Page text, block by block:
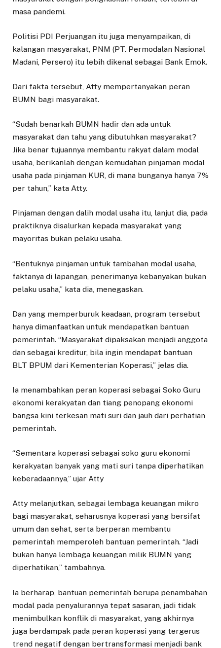
masa pandemi.
Politisi PDI Perjuangan itu juga menyampaikan, di
kalangan masyarakat, PNM (PT. Permodalan Nasional
Madani, Persero) itu lebih dikenal sebagai Bank Emok.
Dari fakta tersebut, Atty mempertanyakan peran
BUMN bagi masyarakat.
“Sudah benarkah BUMN hadir dan ada untuk
masyarakat dan tahu yang dibutuhkan masyarakat?
Jika benar tujuannya membantu rakyat dalam modal
usaha, berikanlah dengan kemudahan pinjaman modal
usaha pada pinjaman KUR, di mana bunganya hanya 7%
per tahun,” kata Atty.
Pinjaman dengan dalih modal usaha itu, lanjut dia, pada
praktiknya disalurkan kepada masyarakat yang
mayoritas bukan pelaku usaha.
“Bentuknya pinjaman untuk tambahan modal usaha,
faktanya di lapangan, penerimanya kebanyakan bukan
pelaku usaha,” kata dia, menegaskan.
Dan yang memperburuk keadaan, program tersebut
hanya dimanfaatkan untuk mendapatkan bantuan
pemerintah. “Masyarakat dipaksakan menjadi anggota
dan sebagai kreditur, bila ingin mendapat bantuan
BLT BPUM dari Kementerian Koperasi,” jelas dia.
Ia menambahkan peran koperasi sebagai Soko Guru
ekonomi kerakyatan dan tiang penopang ekonomi
bangsa kini terkesan mati suri dan jauh dari perhatian
pemerintah.
“Sementara koperasi sebagai soko guru ekonomi
kerakyatan banyak yang mati suri tanpa diperhatikan
keberadaannya,” ujar Atty
Atty melanjutkan, sebagai lembaga keuangan mikro
bagi masyarakat, seharusnya koperasi yang bersifat
umum dan sehat, serta berperan membantu
pemerintah memperoleh bantuan pemerintah. “Jadi
bukan hanya lembaga keuangan milik BUMN yang
diperhatikan,” tambahnya.
Ia berharap, bantuan pemerintah berupa penambahan
modal pada penyalurannya tepat sasaran, jadi tidak
menimbulkan konflik di masyarakat, yang akhirnya
juga berdampak pada peran koperasi yang tergerus
trend negatif dengan bertransformasi menjadi bank